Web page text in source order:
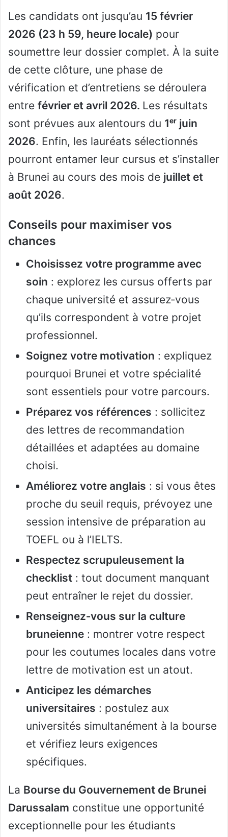
Les candidats ont jusqu’au 15 février
2026 (23 h 59, heure locale) pour
soumettre leur dossier complet. À la suite
de cette clôture, une phase de
vérification et d’entretiens se déroulera
entre février et avril 2026. Les résultats
sont prévues aux alentours du 1ᵉʳ juin
2026. Enfin, les lauréats sélectionnés
pourront entamer leur cursus et s’installer
à Brunei au cours des mois de juillet et
août 2026.
Conseils pour maximiser vos
chances
Choisissez votre programme avec
soin : explorez les cursus offerts par
chaque université et assurez‑vous
qu’ils correspondent à votre projet
professionnel.
Soignez votre motivation : expliquez
pourquoi Brunei et votre spécialité
sont essentiels pour votre parcours.
Préparez vos références : sollicitez
des lettres de recommandation
détaillées et adaptées au domaine
choisi.
Améliorez votre anglais : si vous êtes
proche du seuil requis, prévoyez une
session intensive de préparation au
TOEFL ou à l’IELTS.
Respectez scrupuleusement la
checklist : tout document manquant
peut entraîner le rejet du dossier.
Renseignez‑vous sur la culture
bruneienne : montrer votre respect
pour les coutumes locales dans votre
lettre de motivation est un atout.
Anticipez les démarches
universitaires : postulez aux
universités simultanément à la bourse
et vérifiez leurs exigences
spécifiques.
La Bourse du Gouvernement de Brunei
Darussalam constitue une opportunité
exceptionnelle pour les étudiants